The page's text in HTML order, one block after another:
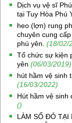
Dịch vụ vệ sĩ
tại Tuy Hòa Phú
heo (lợn) rung
chuyên cung
phú yên. (18/02/
Tổ chức sự kiện
yên (06/03/2019)
hút hầm vệ sinh
(16/03/2022)
Hút hầm vệ sinh
()
LÀM SỔ ĐỎ TẠI